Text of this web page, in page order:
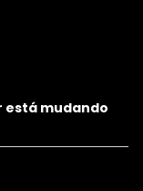
está mudando